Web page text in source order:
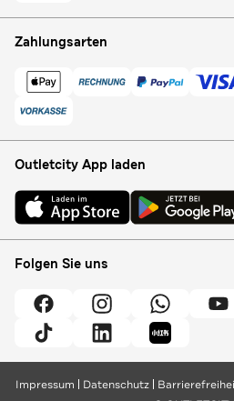
Zahlungsarten
Outletcity App laden
Folgen Sie uns
Impressum Datenschutz